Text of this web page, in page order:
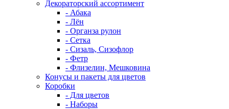
Декораторский ассортимент
- Абака
- Лён
- Органза рулон
- Сетка
- Сизаль, Сизофлор
- Фетр
- Флизелин, Мешковина
Конусы и пакеты для цветов
Коробки
- Для цветов
- Наборы